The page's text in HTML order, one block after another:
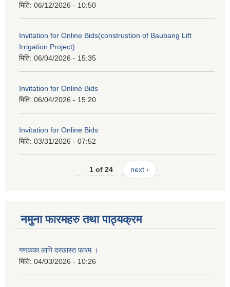
मिति: 06/12/2026 - 10:50
Invitation for Online Bids(construstion of Baubang Lift
Irrigation Project)
मिति: 06/04/2026 - 15:35
Invitation for Online Bids
मिति: 06/04/2026 - 15:20
Invitation for Online Bids
मिति: 03/31/2026 - 07:52
1 of 24 next ›
नमुना फारमहरु तथा पाठ्यक्रम
गणकका लागि दरखास्त फारम ।
मिति: 04/03/2026 - 10:26